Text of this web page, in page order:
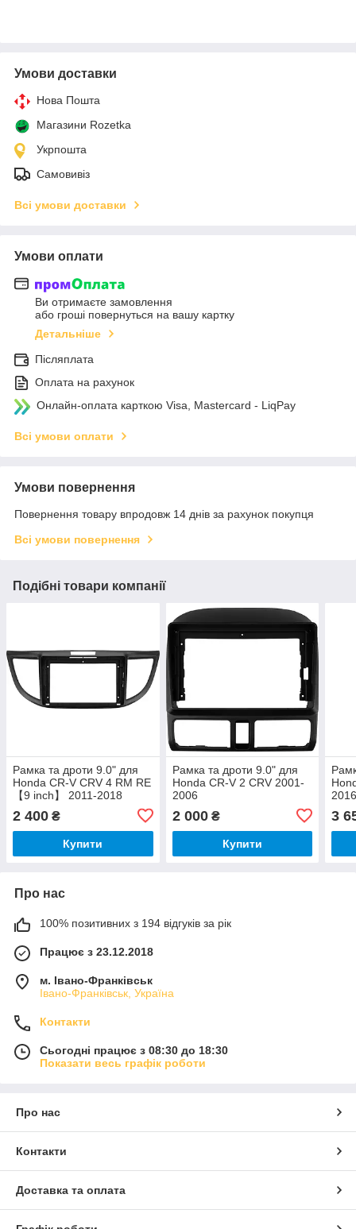
Умови доставки
Нова Пошта
Магазини Rozetka
Укрпошта
Самовивіз
Всі умови доставки
Умови оплати
Ви отримаєте замовлення
або гроші повернуться на вашу картку
Детальніше
Післяплата
Оплата на рахунок
Онлайн-оплата карткою Visa, Mastercard - LiqPay
Всі умови оплати
Умови повернення
Повернення товару впродовж 14 днів за рахунок покупця
Всі умови повернення
Подібні товари компанії
Рамка та дроти 9.0" для
Honda CR-V CRV 4 RM RE
【9 inch】 2011-2018
2 400 ₴
Купити
Рамка та дроти 9.0" для
Honda CR-V 2 CRV 2001-
2006
2 000₴
Купити
3
Про нас
100% позитивних з 194 відгуків за рік
Працює з 23.12.2018
м. Івано-Франківськ
Івано-Франківськ, Україна
Контакти
Сьогодні працює з 08:30 до 18:30
Показати весь графік роботи
Про нас
Контакти
Доставка та оплата